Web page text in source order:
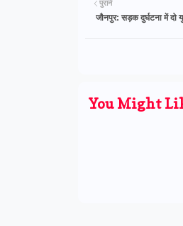
पुराने
जौनपुर: सड़क दुर्घटना में दो
You Might